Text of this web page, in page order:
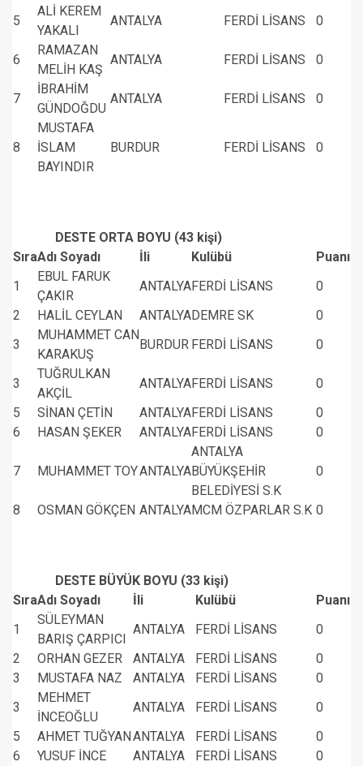
5
ALİ KEREM
YAKALI
ANTALYA FERDİ LİSANS 0
6
RAMAZAN
MELİH KAŞ
ANTALYA FERDİ LİSANS 0
7
İBRAHİM
GÜNDOĞDU
ANTALYA FERDİ LİSANS 0
8
MUSTAFA
İSLAM
BAYINDIR
BURDUR FERDİ LİSANS 0
DESTE ORTA BOYU (43 kişi)
SıraAdı Soyadı İli Kulübü
Puanı
1
EBUL FARUK
ÇAKIR
ANTALYAFERDİ LİSANS
0
2
HALİL CEYLAN ANTALYADEMRE SK
0
3
MUHAMMET CAN
KARAKUŞ
BURDUR FERDİ LİSANS 0
3
TUĞRULKAN
AKÇİL
ANTALYAFERDİ LİSANS
0
5
SİNAN ÇETİN ANTALYAFERDİ LİSANS
0
6
HASAN ŞEKER ANTALYAFERDİ LİSANS 0
7 MUHAMMET TOYANTALYA
ANTALYA
BÜYÜKŞEHİR
BELEDİYESİ S.K
0
8 OSMAN GÖKÇEN ANTALYAMCM ÖZPARLAR S.K 0
DESTE BÜYÜK BOYU (33 kişi)
SıraAdı Soyadı İli Kulübü
Puanı
1
SÜLEYMAN
BARIŞ ÇARPICI
ANTALYA FERDİ LİSANS
0
2
ORHAN GEZER ANTALYA FERDİ LİSANS
0
3
MUSTAFA NAZ ANTALYA FERDİ LİSANS
0
3
MEHMET
İNCEOĞLU
ANTALYA FERDİ LİSANS
0
5
AHMET TUĞYANANTALYA FERDİ LİSANS
0
6
YUSUF İNCE ANTALYA FERDİ LİSANS
0